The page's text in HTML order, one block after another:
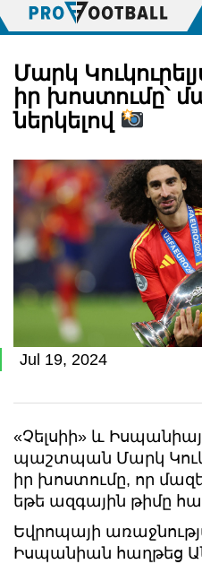
Մարկ
իր խոստումը՝
ներկելով
Jul 19, 2024
«Չելսիի» և
պաշտպան Մարկ
իր խոստումը, որ
եթե ազգային թիմը
Եվրոպայի
Իսպանիան հաղթեց